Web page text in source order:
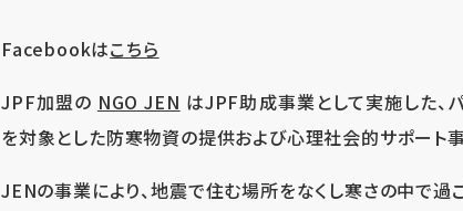
Facebookはこちら
JPF加盟の NGO JEN はJPF助成事業として実施した、
を対象とした防寒物資の提供および心理社会的サポート
JENの事業により、地震で住む場所をなくし寒さの中で